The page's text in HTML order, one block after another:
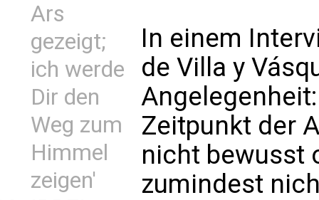
Ars
gezeigt;
ich werde
Dir den
Weg zum
Himmel
zeigen'
In einem
de Villa y
Zeitpunkt der
nicht bewusst
zumindest